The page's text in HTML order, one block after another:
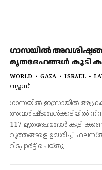
ഗാസയില്‍
മൃതദേഹങ്ങള്‍ കൂടി
WORLD GAZA ISRAEL
ന്യൂസ്
ഗാസയില്‍ ഇസ്രായില്‍
അവശിഷ്ടങ്ങള്‍ക്കടിയില്‍
117 മൃതദേഹങ്ങള്‍ കൂടി
വൃത്തങ്ങളെ ഉദ്ധരിച്ച്
റിപ്പോര്‍ട്ട് ചെയ്തു